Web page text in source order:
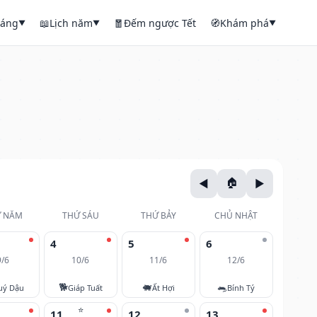
▼ 📖Lịch năm▼ 🧧Đếm ngược Tết 🧭Khám phá▼
NĂM THỨ SÁU THỨ BẢY CHỦ NHẬT
6
Dậu
4
10/6
🐕Giáp Tuất
5
11/6
🐖Ất Hợi
6
12/6
🐀Bính Tý
⭐
11 12 13